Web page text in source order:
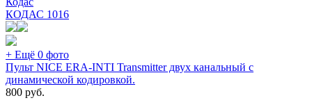
КОДАС 1016
+ Ещё 0 фото
Пульт NICE ERA-INTI Transmitter двух канальный с
динамической кодировкой.
800 руб.